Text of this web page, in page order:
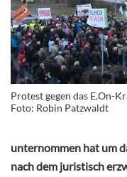
Protest gegen das E.On-
Foto: Robin Patzwaldt
unternommen hat um
nach dem juristisch